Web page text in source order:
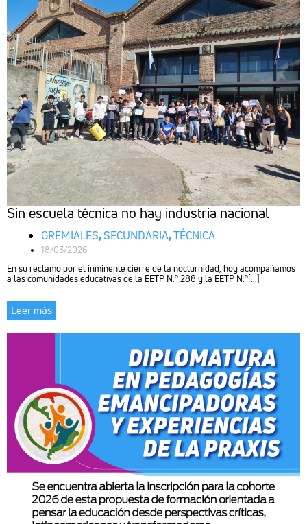
Sin escuela técnica no hay industria nacional
GREMIALES,SECUNDARIA,TÉCNICA
18/03/2026
En su reclamo por el inminente cierre de la nocturnidad, hoy acompañamos
a las comunidades educativas de la EETP N.º 288 y la EETP N.º[...]
Leer más